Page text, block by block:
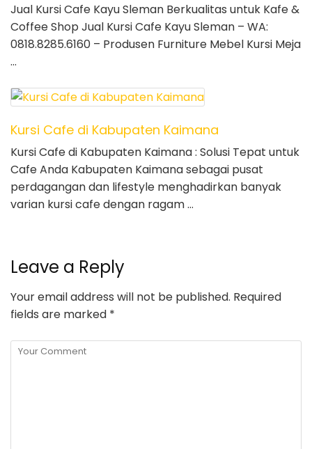
Jual Kursi Cafe Kayu Sleman Berkualitas untuk Kafe &
Coffee Shop Jual Kursi Cafe Kayu Sleman – WA:
0818.8285.6160 – Produsen Furniture Mebel Kursi Meja
…
Kursi Cafe di Kabupaten Kaimana
Kursi Cafe di Kabupaten Kaimana : Solusi Tepat untuk
Cafe Anda Kabupaten Kaimana sebagai pusat
perdagangan dan lifestyle menghadirkan banyak
varian kursi cafe dengan ragam …
Leave a Reply
Your email address will not be published. Required
fields are marked *